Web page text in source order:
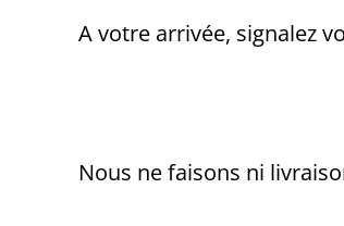
A votre arrivée, signalez
Nous ne faisons ni